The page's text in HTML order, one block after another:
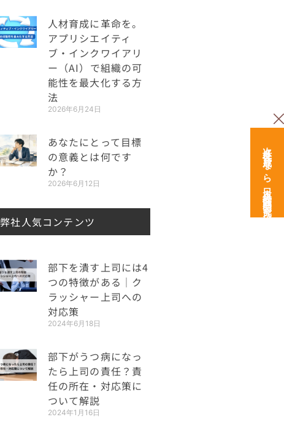
人材育成に革命を。
アプリシエイティ
ブ・インクワイアリ
ー（AI）で組織の可
能性を最大化する方
法
2026年6月24日
あなたにとって目標
の意義とは何です
か？
2026年6月12日
弊社人気コンテンツ
部下を潰す上司には4
つの特徴がある｜ク
ラッシャー上司への
対応策
2024年6月18日
部下がうつ病になっ
たら上司の責任？責
任の所在・対応策に
ついて解説
2024年1月16日
次世代育成なら日本経営開発研究所